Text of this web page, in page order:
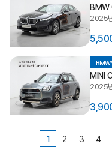
2025
BMW
MINI
2025
1 2 3 4